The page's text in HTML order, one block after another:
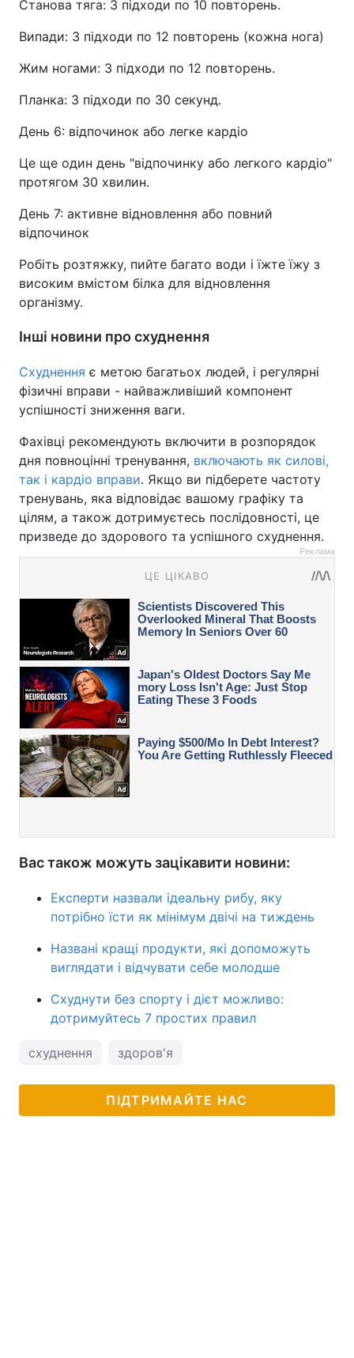
Станова тяга: 3 підходи по 10 повторень.
Випади: 3 підходи по 12 повторень (кожна нога)
Жим ногами: 3 підходи по 12 повторень.
Планка: 3 підходи по 30 секунд.
День 6: відпочинок або легке кардіо
Це ще один день "відпочинку або легкого кардіо"
протягом 30 хвилин.
День 7: активне відновлення або повний
відпочинок
Робіть розтяжку, пийте багато води і їжте їжу з
високим вмістом білка для відновлення
організму.
Інші новини про схуднення
Схуднення є метою багатьох людей, і регулярні
фізичні вправи - найважливіший компонент
успішності зниження ваги.
Фахівці рекомендують включити в розпорядок
дня повноцінні тренування, включають як силові,
так і кардіо вправи. Якщо ви підберете частоту
тренувань, яка відповідає вашому графіку та
цілям, а також дотримуєтесь послідовності, це
призведе до здорового та успішного схуднення.
Реклама
Вас також можуть зацікавити новини:
Експерти назвали ідеальну рибу, яку
потрібно їсти як мінімум двічі на тиждень
Названі кращі продукти, які допоможуть
виглядати і відчувати себе молодше
Схуднути без спорту і дієт можливо:
дотримуйтесь 7 простих правил
схуднення здоров'я
ПІДТРИМАЙТЕ НАС